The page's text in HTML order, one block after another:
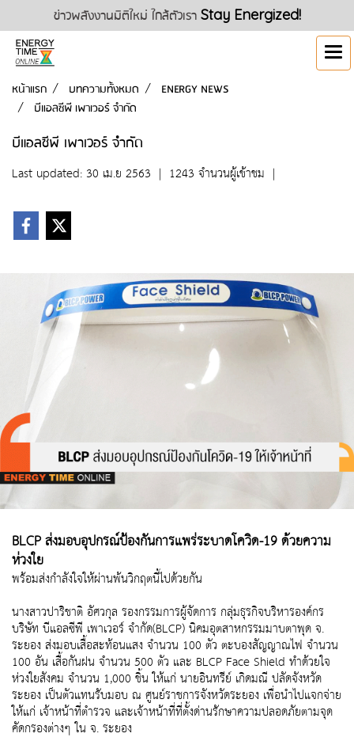
ข่าวพลังงานมิติใหม่ ใกล้ตัวเรา Stay Energized!
หน้าแรก บทความทั้งหมด
ENERGY NEWS
บีแอลซีพี เพาเวอร์ จำกัด
บีแอลซีพี เพาเวอร์ จำกัด
Last updated: 30 เม.ย 2563 | 1243 จำนวนผู้เข้าชม |
BLCP ส่งมอบอุปกรณ์ป้องกันการแพร่ระบาดโควิด-19 ด้วยความ
ห่วงใย
พร้อมส่งกำลังใจให้ผ่านพ้นวิกฤตนี้ไปด้วยกัน
นางสาวปาริชาติ อัศวกุล รองกรรมการผู้จัดการ กลุ่มธุรกิจบริหารองค์กร
บริษัท บีแอลซีพี เพาเวอร์ จำกัด(BLCP) นิคมอุตสาหกรรมมาบตาพุด จ.
ระยอง ส่งมอบเสื้อสะท้อนแสง จำนวน 100 ตัว ตะบองสัญญาณไฟ จำนวน
100 อัน เสื้อกันฝน จำนวน 500 ตัว และ BLCP Face Shield ทำด้วยใจ
ห่วงใยสังคม จำนวน 1,000 ชิ้น ให้แก่ นายอินทรีย์ เกิดมณี ปลัดจังหวัด
ระยอง เป็นตัวแทนรับมอบ ณ ศูนย์ราชการจังหวัดระยอง เพื่อนำไปแจกจ่าย
ให้แก่ เจ้าหน้าที่ตำรวจ และเจ้าหน้าที่ที่ตั้งด่านรักษาความปลอดภัยตามจุด
คัดกรองต่างๆ ใน จ. ระยอง